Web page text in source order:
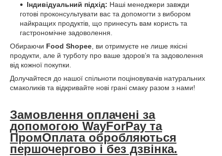
Індивідуальний підхід: Наші менеджери завжди
готові проконсультувати вас та допомогти з вибором
найкращих продуктів, що принесуть вам користь та
гастрономічне задоволення.
Обираючи Food Shopee , ви отримуєте не лише якісні
продукти, але й турботу про ваше здоров’я та задоволення
від кожної покупки.
Долучайтеся до нашої спільноти поціновувачів натуральних
смаколиків та відкривайте нові грані смаку разом з нами!
Замовлення оплачені за
допомогою WayForPay та
ПромОплата обробляються
першочергово і без дзвінка.